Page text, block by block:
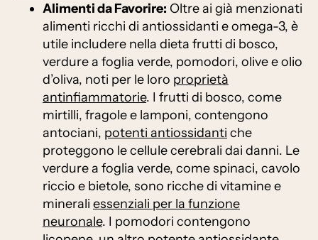
Alimenti da Favorire: Oltre ai già menzionati
alimenti ricchi di antiossidanti e omega-3, è
utile includere nella dieta frutti di bosco,
verdure a foglia verde, pomodori, olive e olio
d’oliva, noti per le loro proprietà
antinfiammatorie. I frutti di bosco, come
mirtilli, fragole e lamponi, contengono
antociani, potenti antiossidanti che
proteggono le cellule cerebrali dai danni. Le
verdure a foglia verde, come spinaci, cavolo
riccio e bietole, sono ricche di vitamine e
minerali essenziali per la funzione
neuronale. I pomodori contengono